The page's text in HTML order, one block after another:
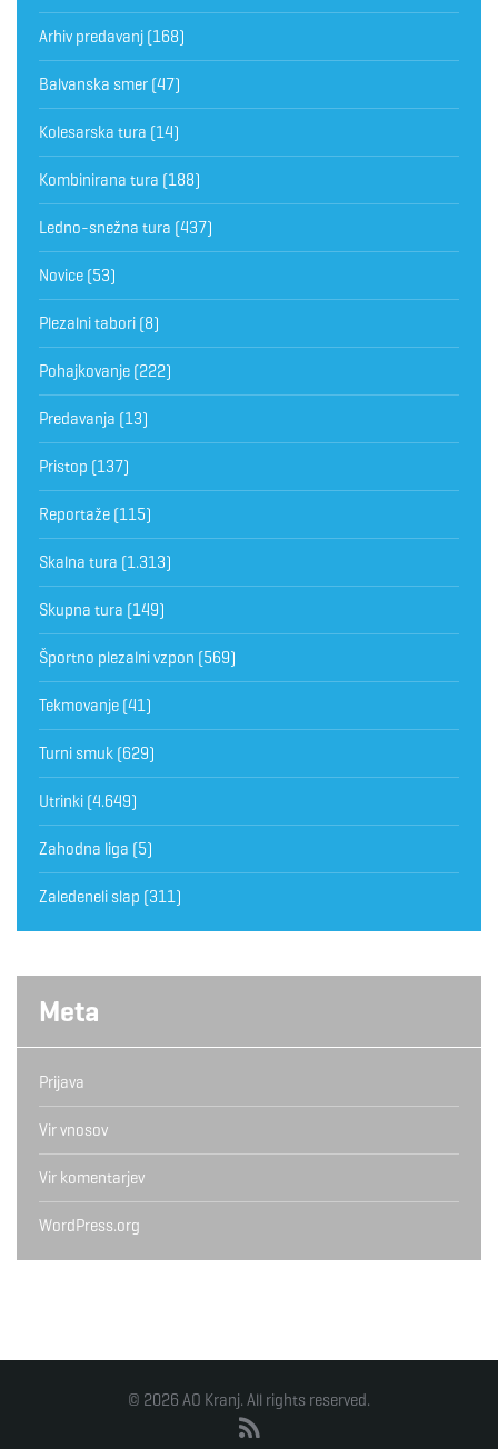
Arhiv predavanj (168)
Balvanska smer (47)
Kolesarska tura (14)
Kombinirana tura (188)
Ledno-snežna tura (437)
Novice (53)
Plezalni tabori (8)
Pohajkovanje (222)
Predavanja (13)
Pristop (137)
Reportaže (115)
Skalna tura (1.313)
Skupna tura (149)
Športno plezalni vzpon (569)
Tekmovanje (41)
Turni smuk (629)
Utrinki (4.649)
Zahodna liga (5)
Zaledeneli slap (311)
Meta
Prijava
Vir vnosov
Vir komentarjev
WordPress.org
© 2026 AO Kranj. All rights reserved.